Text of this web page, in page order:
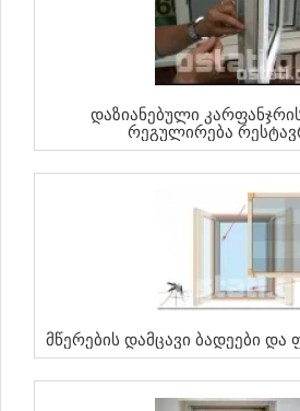
Დაზიანებული
Რეგულირება
Მწერების Დამცავი Ბადეები